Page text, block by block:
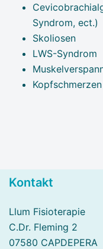
Syndrom, ect.)
Skoliosen
LWS-Syndrom
Kopfschmerzen
Kontakt
Llum Fisioterapie
C.Dr. Fleming 2
07580 CAPDEPERA